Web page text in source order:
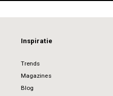
Inspiratie
Trends
Magazines
Blog